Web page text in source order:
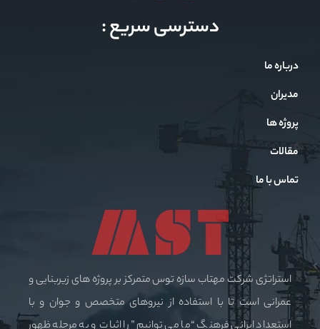
دسترسی سریع :
درباره ما
مدیران
پروژه ها
مقالات
تماس با ما
استراتژی شرکت مهتاب سازه توس متمرکز بر پروژه های زیربنایی و
عمرانی است تا با استفاده از نیروهای متخصص و جوان و با